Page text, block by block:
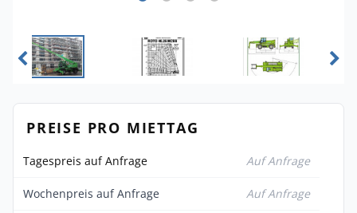
PREISE PRO MIETTAG
Tagespreis auf Anfrage Auf Anfrage
Wochenpreis auf Anfrage Auf Anfrage